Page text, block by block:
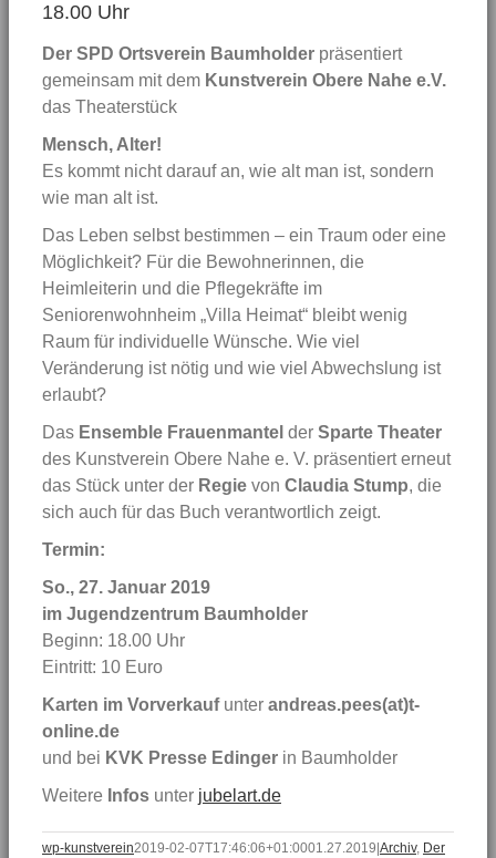
18.00 Uhr
Der SPD Ortsverein Baumholder präsentiert
gemeinsam mit dem Kunstverein Obere Nahe e.V.
das Theaterstück
Mensch, Alter!
Es kommt nicht darauf an, wie alt man ist, sondern
wie man alt ist.
Das Leben selbst bestimmen – ein Traum oder eine
Möglichkeit? Für die Bewohnerinnen, die
Heimleiterin und die Pflegekräfte im
Seniorenwohnheim „Villa Heimat“ bleibt wenig
Raum für individuelle Wünsche. Wie viel
Veränderung ist nötig und wie viel Abwechslung ist
erlaubt?
Das Ensemble Frauenmantel der Sparte Theater
des Kunstverein Obere Nahe e. V. präsentiert erneut
das Stück unter der Regie von Claudia Stump, die
sich auch für das Buch verantwortlich zeigt.
Termin:
So., 27. Januar 2019
im Jugendzentrum Baumholder
Beginn: 18.00 Uhr
Eintritt: 10 Euro
Karten im Vorverkauf unter andreas.pees(at)t-
online.de
und bei KVK Presse Edinger in Baumholder
Weitere Infos unter jubelart.de
wp-kunstverein2019-02-07T17:46:06+01:0001.27.2019 Archiv, Der